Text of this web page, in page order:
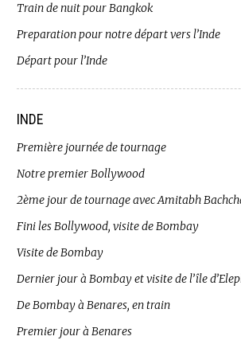
Train de nuit pour Bangkok
Preparation pour notre départ vers l’Inde
Départ pour l’Inde
INDE
Première journée de tournage
Notre premier Bollywood
2ème jour de tournage avec Amitabh
Fini les Bollywood, visite de Bombay
Visite de Bombay
Dernier jour à Bombay et visite de l’île
De Bombay à Benares, en train
Premier jour à Benares